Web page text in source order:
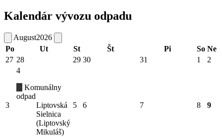
Kalendár vývozu odpadu
August2026
Po
Ut St Št Pi So Ne
27 28 29 30 31 1 2
3
4
Komunálny
odpad
Liptovská
Sielnica
(Liptovský
Mikuláš)
5 6 7 8 9